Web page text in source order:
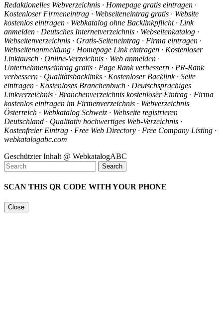
Redaktionelles Webverzeichnis · Homepage gratis eintragen ·
Kostenloser Firmeneintrag · Webseiteneintrag gratis · Website
kostenlos eintragen · Webkatalog ohne Backlinkpflicht · Link
anmelden · Deutsches Internetverzeichnis · Webseitenkatalog ·
Webseitenverzeichnis · Gratis-Seiteneintrag · Firma eintragen ·
Webseitenanmeldung · Homepage Link eintragen · Kostenloser
Linktausch · Online-Verzeichnis · Web anmelden ·
Unternehmenseintrag gratis · Page Rank verbessern · PR-Rank
verbessern · Qualitätsbacklinks · Kostenloser Backlink · Seite
eintragen · Kostenloses Branchenbuch · Deutschsprachiges
Linkverzeichnis · Branchenverzeichnis kostenloser Eintrag · Firma
kostenlos eintragen im Firmenverzeichnis · Webverzeichnis
Österreich · Webkatalog Schweiz · Webseite registrieren
Deutschland · Qualitativ hochwertiges Web-Verzeichnis ·
Kostenfreier Eintrag · Free Web Directory · Free Company Listing ·
webkatalogabc.com
Geschützter Inhalt @ WebkatalogABC
SCAN THIS QR CODE WITH YOUR PHONE
Close